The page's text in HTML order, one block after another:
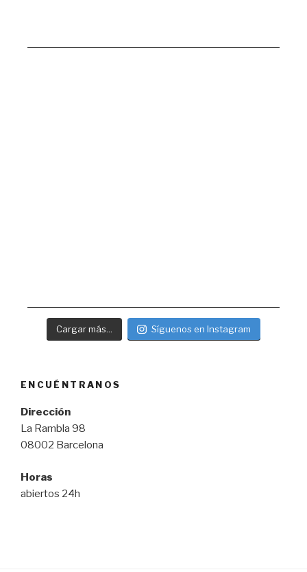
Cargar más... Síguenos en Instagram
ENCUÉNTRANOS
Dirección
La Rambla 98
08002 Barcelona
Horas
abiertos 24h